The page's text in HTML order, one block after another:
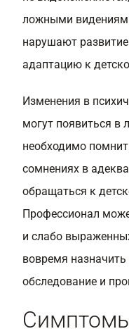
ложными
нарушают
адаптацию к
Изменения в
могут появиться в
необходимо
сомнениях в
обращаться к
Профессионал
и слабо
вовремя
обследование и